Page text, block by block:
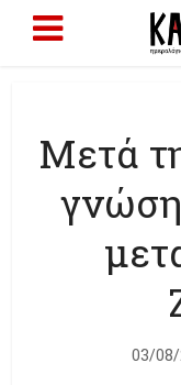
Μετά
γνώση
03/